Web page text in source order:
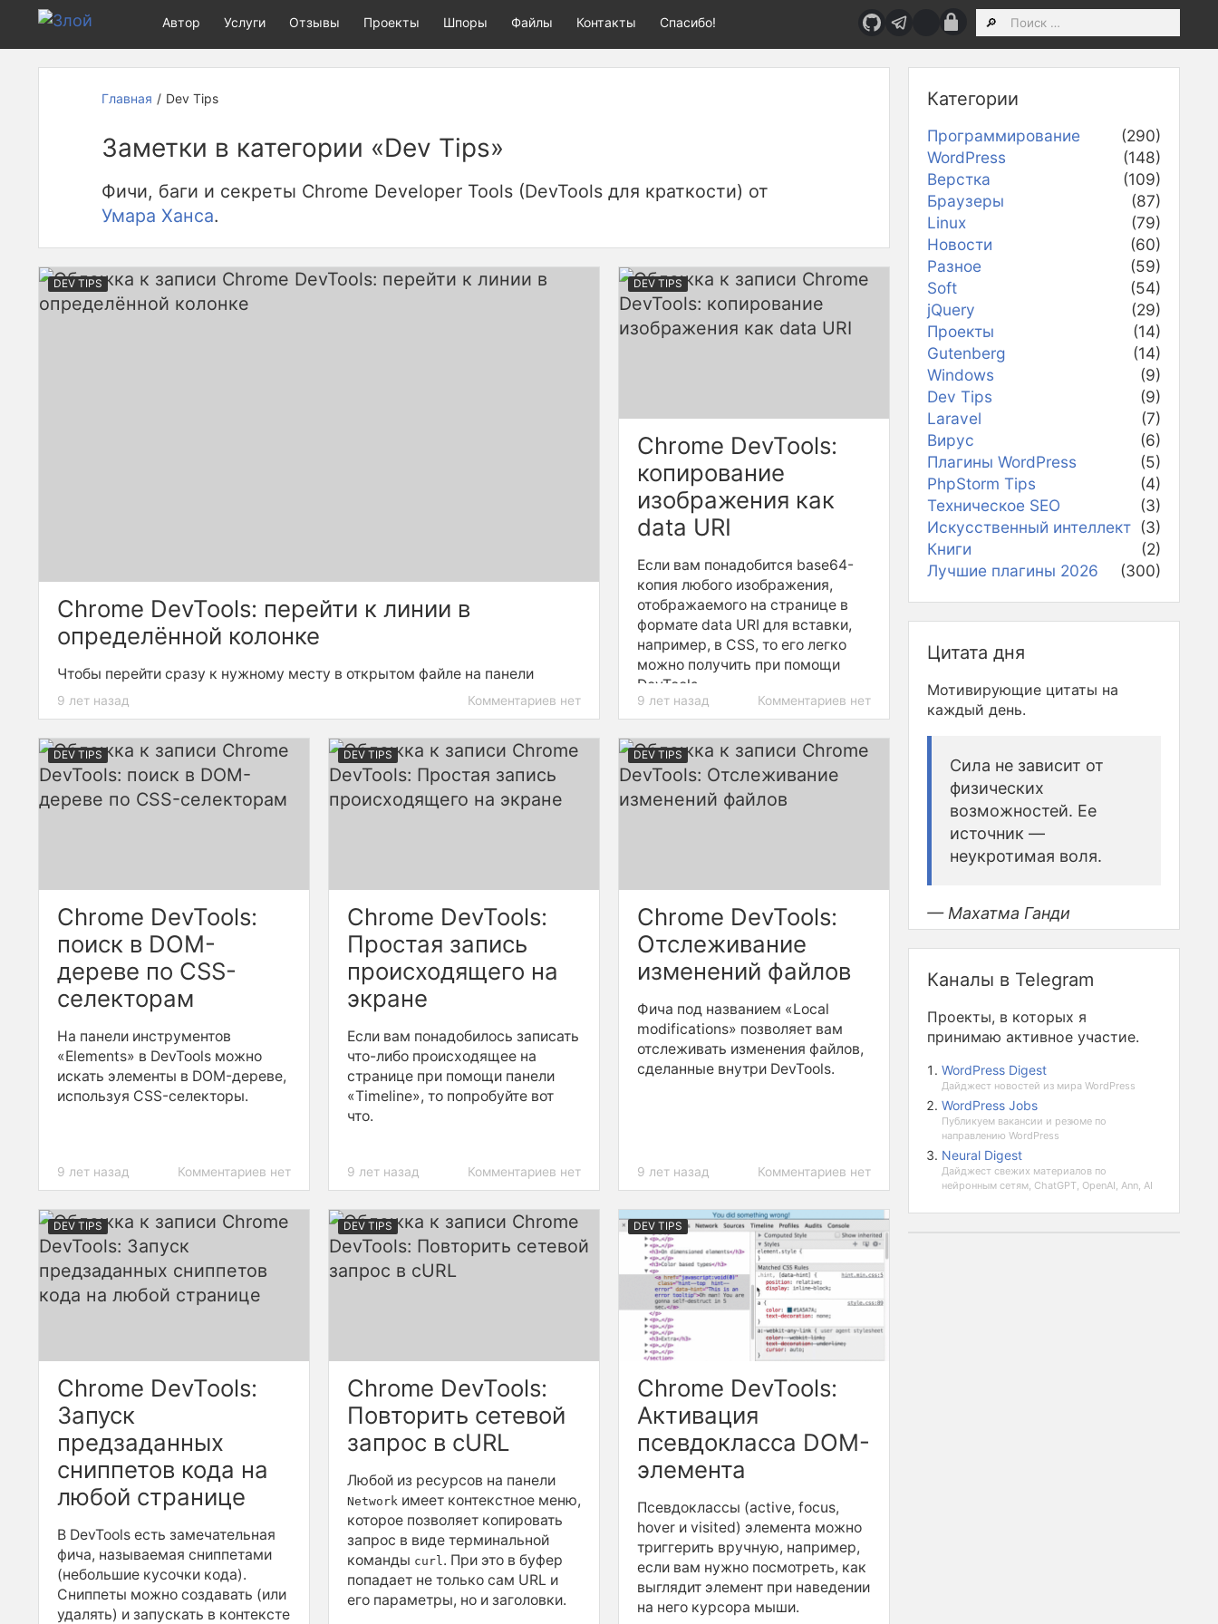
Верх
Автор Услуги Отзывы Проекты Шпоры Файлы Контакты Спасибо!
Главная Dev Tips
Заметки в категории «Dev Tips»
Фичи, баги и секреты Chrome Developer Tools (DevTools для краткости) от
Умара Ханса.
DEV TIPS
Chrome DevTools: перейти к линии в
определённой колонке
Чтобы перейти сразу к нужному месту в открытом файле на панели
«Sources», воспользуйтесь хоткеем
, указав желаемую
9 лет назад Комментариев нет
DEV TIPS
Chrome DevTools:
копирование
изображения как
data URI
Если вам понадобится base64-
копия любого изображения,
отображаемого на странице в
формате data URI для вставки,
например, в CSS, то его легко
можно получить при помощи
DevTools.
9 лет назад Комментариев нет
DEV TIPS
Chrome DevTools:
поиск в DOM-
дереве по CSS-
селекторам
На панели инструментов
«Elements» в DevTools можно
искать элементы в DOM-дереве,
используя CSS-селекторы.
9 лет назад Комментариев нет
DEV TIPS
Chrome DevTools:
Простая запись
происходящего на
экране
Если вам понадобилось записать
что-либо происходящее на
странице при помощи панели
«Timeline», то попробуйте вот
что.
9 лет назад Комментариев нет
DEV TIPS
Chrome DevTools:
Отслеживание
изменений файлов
Фича под названием «Local
modifications» позволяет вам
отслеживать изменения файлов,
сделанные внутри DevTools.
9 лет назад Комментариев нет
DEV TIPS
Chrome DevTools:
Запуск
предзаданных
сниппетов кода на
любой странице
В DevTools есть замечательная
фича, называемая сниппетами
(небольшие кусочки кода).
Сниппеты можно создавать (или
удалять) и запускать в контексте
DEV TIPS
Chrome DevTools:
Повторить сетевой
запрос в cURL
Любой из ресурсов на панели
Network имеет контекстное меню,
которое позволяет копировать
запрос в виде терминальной
команды curl. При это в буфер
попадает не только сам URL и
его параметры, но и заголовки.
DEV TIPS
Chrome DevTools:
Активация
псевдокласса DOM-
элемента
Псевдоклассы (active, focus,
hover и visited) элемента можно
триггерить вручную, например,
если вам нужно посмотреть, как
выглядит элемент при наведении
на него курсора мыши.
Категории
Программирование
(290)
WordPress
(148)
Верстка
(109)
Браузеры
(87)
Linux
(79)
Новости
(60)
Разное
(59)
Soft
(54)
jQuery
(29)
Проекты
(14)
Gutenberg
(14)
Windows
(9)
Dev Tips
(9)
Laravel
(7)
Вирус
(6)
Плагины WordPress
(5)
PhpStorm Tips
(4)
Техническое SEO
(3)
Искусственный интеллект (3)
Книги
(2)
Лучшие плагины 2026
(300)
Цитата дня
Мотивирующие цитаты на
каждый день.
Сила не зависит от
физических
возможностей. Ее
источник —
неукротимая воля.
— Махатма Ганди
Каналы в Telegram
Проекты, в которых я
принимаю активное участие.
WordPress Digest
Дайджест новостей из мира WordPress
WordPress Jobs
Публикуем вакансии и резюме по
направлению WordPress
Neural Digest
Дайджест свежих материалов по
нейронным сетям, ChatGPT, OpenAI, Ann, AI